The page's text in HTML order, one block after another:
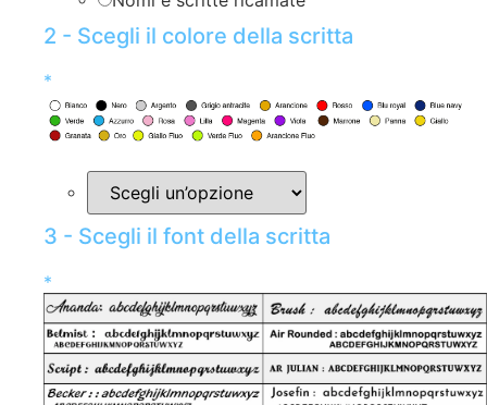
2 - Scegli il colore della scritta
*
3 - Scegli il font della scritta
*